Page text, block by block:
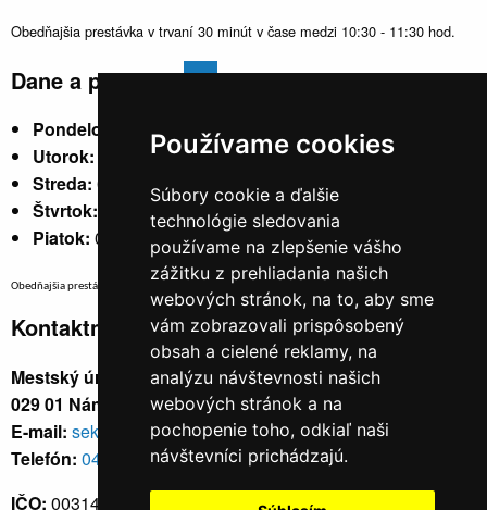
Používame cookies
Súbory cookie a ďalšie
technológie sledovania
používame na zlepšenie vášho
zážitku z prehliadania našich
webových stránok, na to, aby sme
vám zobrazovali prispôsobený
obsah a cielené reklamy, na
analýzu návštevnosti našich
webových stránok a na
pochopenie toho, odkiaľ naši
návštevníci prichádzajú.
Obedňajšia prestávka v trvaní 30 minút v čase medzi 10:30 - 11:30 hod.
Dane a poplatky
Pondelok:
07:30 - 15:30
Utorok:
nestránkový
Streda: 07:30 - 17:00
Štvrtok:
nestránkový
Piatok: 07:30 - 14:00
Obedňajšia prestávka v trvaní 30 minút v čase medzi 10:30 - 11:30 hod.
Kontaktné údaje
Mestský úrad, Cyrila a Metoda 329/6,
029 01 Námestovo
E-mail: sekretariat@namestovo.sk
Telefón: 043 5504711
IČO: 00314676